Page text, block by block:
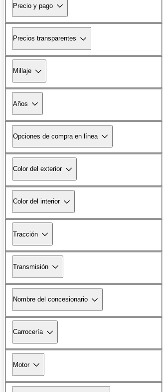
Precio y pago
Precios transparentes
Millaje
Años
Opciones de compra en línea
Color del exterior
Color del interior
Tracción
Transmisión
Nombre del concesionario
Carrocería
Motor